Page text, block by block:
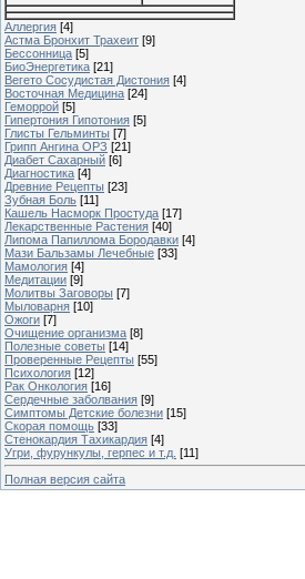
Аллергия [4]
Астма Бронхит Трахеит [9]
Бессонница [5]
БиоЭнергетика [21]
Вегето Сосудистая Дистония [4]
Восточная Медицина [24]
Геморрой [5]
Гипертония Гипотония [5]
Глисты Гельминты [7]
Грипп Ангина ОРЗ [21]
Диабет Сахарный [6]
Диагностика [4]
Древние Рецепты [23]
Зубная Боль [11]
Кашель Насморк Простуда [17]
Лекарственные Растения [40]
Липома Папиллома Бородавки [4]
Мази Бальзамы Лечебные [33]
Мамология [4]
Медитации [9]
Молитвы Заговоры [7]
Мыловарня [10]
Ожоги [7]
Очищение организма [8]
Полезные советы [14]
Проверенные Рецепты [55]
Психология [12]
Рак Онкология [16]
Сердечные заболвания [9]
Симптомы Детские болезни [15]
Скорая помощь [33]
Стенокардия Тахикардия [4]
Угри, фурункулы, герпес и т.д. [11]
Полная версия сайта